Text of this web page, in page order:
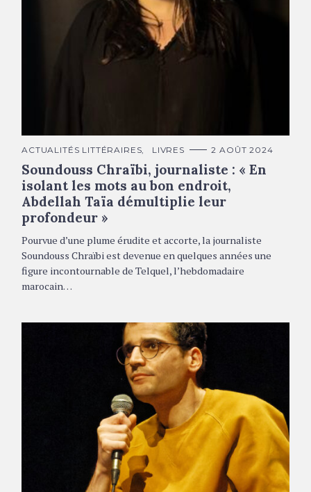
C
T
É
G
O
R
E
ACTUALITÉS LITTÉRAIRES LIVRES 2 AOÛT 2024
Soundouss Chraïbi, journaliste : « En
isolant les mots au bon endroit,
Abdellah Taïa démultiplie leur
profondeur »
Pourvue d’une plume érudite et accorte, la journaliste
Soundouss Chraïbi est devenue en quelques années une
figure incontournable de Telquel, l’hebdomadaire
marocain…